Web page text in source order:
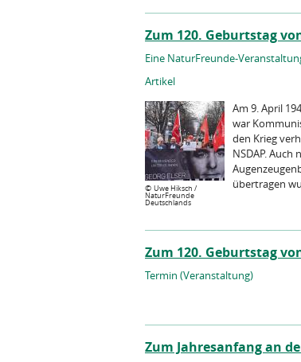
Zum 120. Geburtstag
Eine NaturFreunde-
Artikel
© Uwe Hiksch /
NaturFreunde
Deutschlands
Am 9. April
war
den Krieg
NSDAP.
übertragen
Zum 120. Geburtstag
Termin (Veranstaltung)
Zum Jahresanfang an